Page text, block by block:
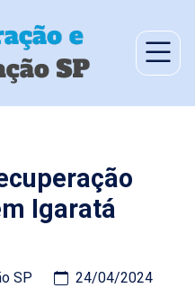
Igaratá
SP 24/04/2024